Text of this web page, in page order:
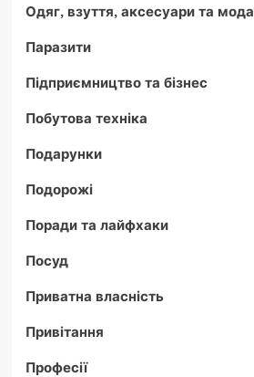
Одяг, взуття, аксесуари та мода
Паразити
Підприємництво та бізнес
Побутова техніка
Подарунки
Подорожі
Поради та лайфхаки
Посуд
Приватна власність
Привітання
Професії